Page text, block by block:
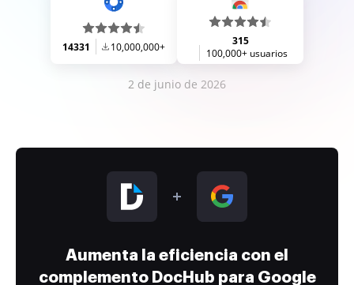
14331 10,000,000+
315
100,000+ usuarios
2 de junio de 2026
Aumenta la eficiencia con el
complemento DocHub para Google